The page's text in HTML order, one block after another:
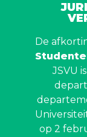
De
JSVU
op 2